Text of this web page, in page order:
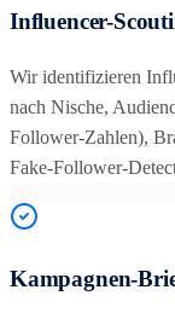
Influencer-
Wir identifizieren
nach Nische,
Follower-Zahlen),
Fake-Follower-
Kampagnen-